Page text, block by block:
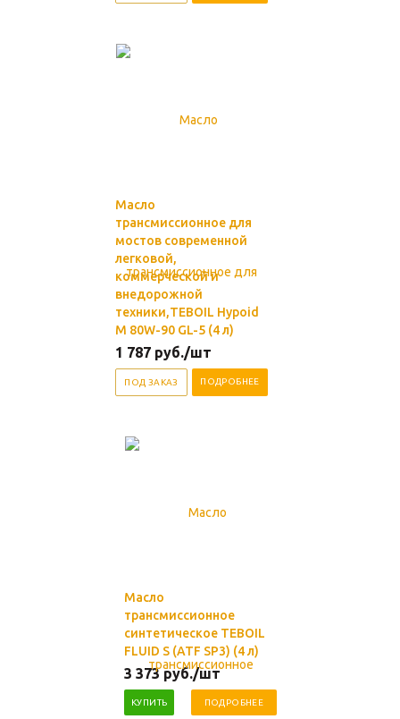
Масло
трансмиссионное для
мостов современной
легковой,
коммерческой и
внедорожной
техники,TEBOIL Hypoid
M 80W-90 GL-5 (4 л)
1 787 руб./шт
ПОД ЗАКАЗ ПОДРОБНЕЕ
Масло
трансмиссионное
синтетическое TEBOIL
FLUID S (ATF SP3) (4 л)
3 373руб./шт
КУПИТЬ ПОДРОБНЕЕ